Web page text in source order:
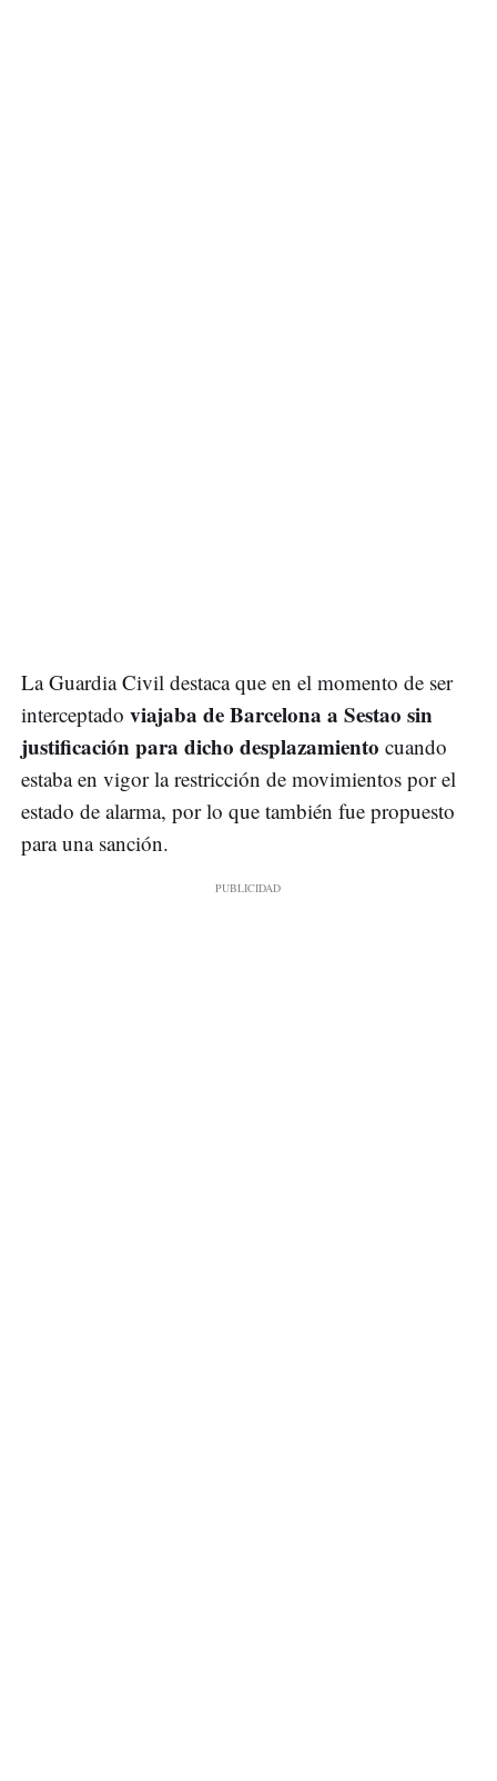
La Guardia Civil destaca que en el momento de ser
interceptado viajaba de Barcelona a Sestao sin
justificación para dicho desplazamiento cuando
estaba en vigor la restricción de movimientos por el
estado de alarma, por lo que también fue propuesto
para una sanción.